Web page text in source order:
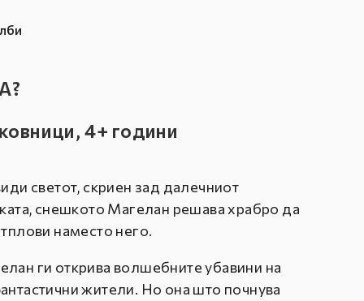
4+ години
светот, скриен зад далечниот
снешкото Магелан решава храбро да
наместо него.
ги открива волшебните убавини на
жители. Но она што почнува